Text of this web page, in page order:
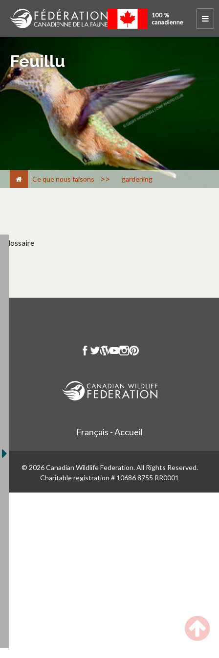
Feuillu
Ce que nous faisons > gardening
Glossaire
Français - Accueil
© 2026 Canadian Wildlife Federation. All Rights Reserved.
Charitable registration # 10686 8755 RR0001